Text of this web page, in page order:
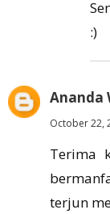
:)
Ananda
October 22,
Terima
terjun